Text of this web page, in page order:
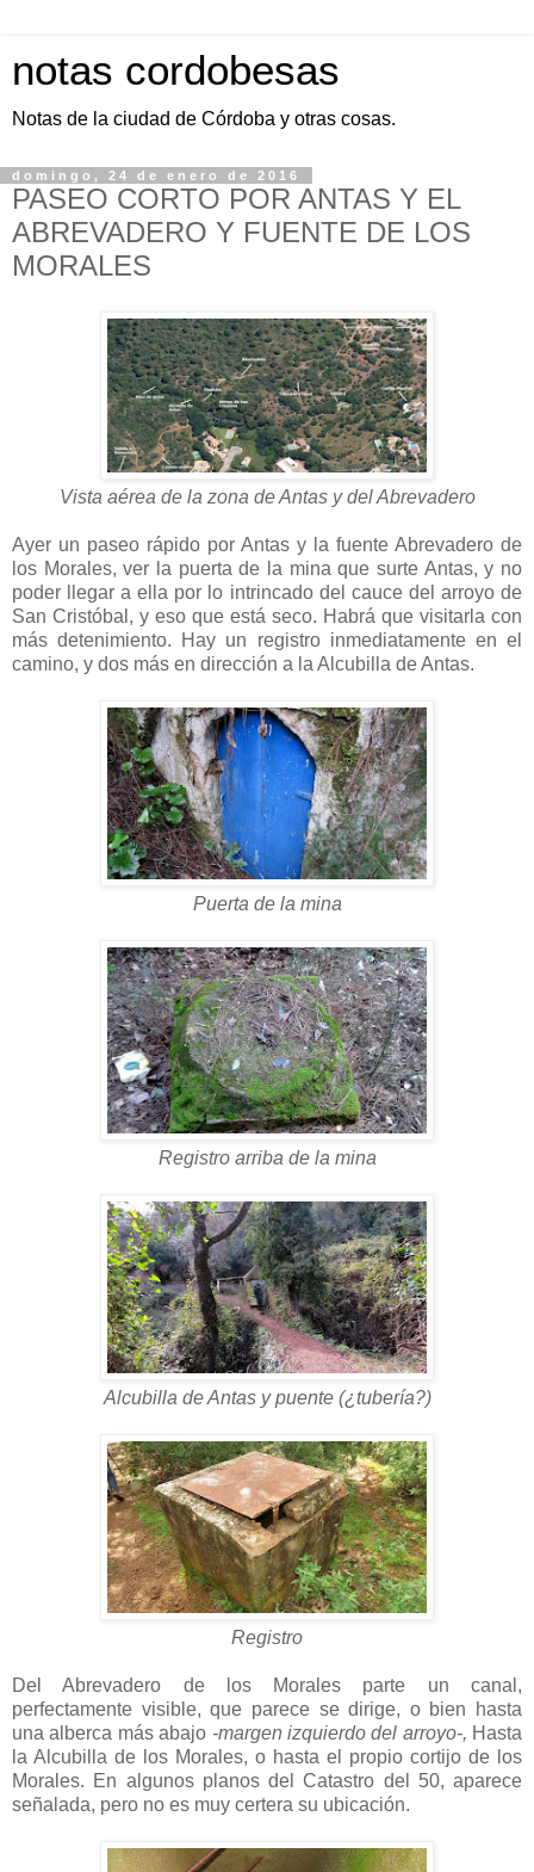
notas cordobesas
Notas de la ciudad de Córdoba y otras cosas.
domingo, 24 de enero de 2016
PASEO CORTO POR ANTAS Y EL
ABREVADERO Y FUENTE DE LOS
MORALES
Vista aérea de la zona de Antas y del Abrevadero
Ayer un paseo rápido por Antas y la fuente Abrevadero de
los Morales, ver la puerta de la mina que surte Antas, y no
poder llegar a ella por lo intrincado del cauce del arroyo de
San Cristóbal, y eso que está seco. Habrá que visitarla con
más detenimiento. Hay un registro inmediatamente en el
camino, y dos más en dirección a la Alcubilla de Antas.
Puerta de la mina
Registro arriba de la mina
Alcubilla de Antas y puente (¿tubería?)
Registro
Del Abrevadero de los Morales parte un canal,
perfectamente visible, que parece se dirige, o bien hasta
una alberca más abajo -margen izquierdo del arroyo-, Hasta
la Alcubilla de los Morales, o hasta el propio cortijo de los
Morales. En algunos planos del Catastro del 50, aparece
señalada, pero no es muy certera su ubicación.